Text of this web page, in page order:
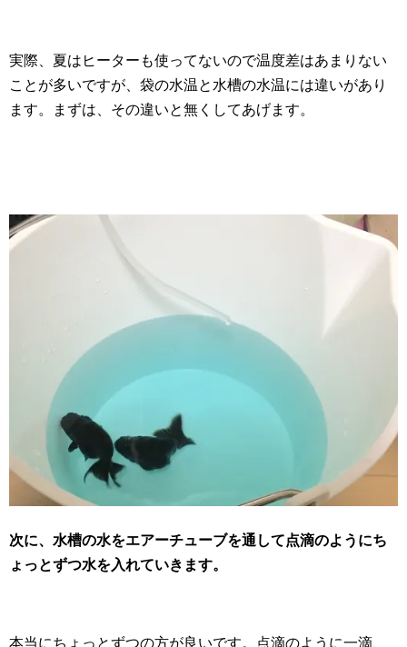
実際、夏はヒーターも使ってないので温度差はあまりない
ことが多いですが、袋の水温と水槽の水温には違いがあり
ます。まずは、その違いと無くしてあげます。
次に、水槽の水をエアーチューブを通して点滴のようにち
ょっとずつ水を入れていきます。
本当にちょっとずつの方が良いです。点滴のように一滴、